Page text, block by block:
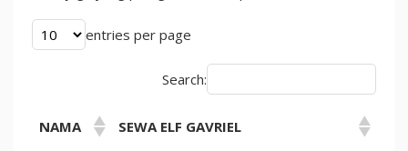
entries per page
Search:
NAMA
SEWA ELF GAVRIEL